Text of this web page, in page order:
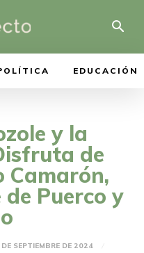
EDUCACIÓN
y la
de
Camarón,
Puerco y
DE SEPTIEMBRE DE 2024